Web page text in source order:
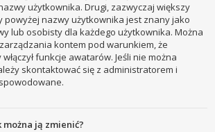
użytkownika. Drugi, zazwyczaj większy
powyżej nazwy użytkownika jest znany jako
lub osobisty dla każdego użytkownika. Można
kontem pod warunkiem, że
funkcje awatarów. Jeśli nie można
skontaktować się z administratorem i
ją zmienić?